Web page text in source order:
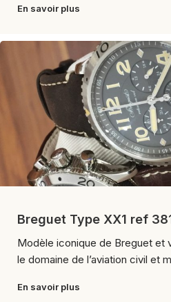
En savoir plus
Breguet Type XX1 ref
Modèle iconique de Breguet et
le domaine de l’aviation civil et
En savoir plus